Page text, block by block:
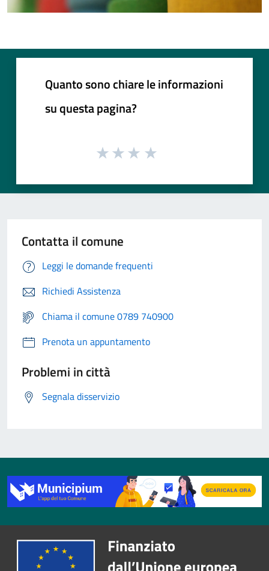
Quanto sono chiare le informazioni
su questa pagina?
Contatta il comune
Leggi le domande frequenti
Richiedi Assistenza
Chiama il comune 0789 740900
Prenota un appuntamento
Problemi in città
Segnala disservizio